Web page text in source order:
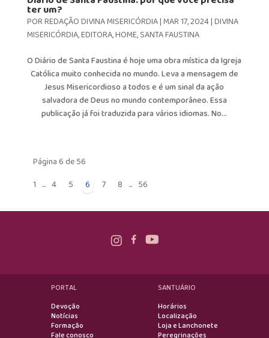
ter um?
PORREDAÇÃO DIVINA MISERICÓRDIA|MAR 17, 2024|DIVINA
MISERICÓRDIA,EDITORA,HOME,SANTA FAUSTINA
O Diário de Santa Faustina é hoje uma obra mística da Igreja
Católica muito conhecida no mundo. Leva a mensagem de
Jesus Misericordioso a todos e é um sinal da ação
salvadora de Deus no mundo contemporâneo. Essa
publicação já foi traduzida para vários idiomas. No...
Página 6 de 56
1 ... 4 5 6 7 8 ... 56
PORTAL
Devoção
Notícias
Formação
Fale conosco
SANTUÁRIO
Horários
Localização
Loja e Lanchonete
Peregrinações